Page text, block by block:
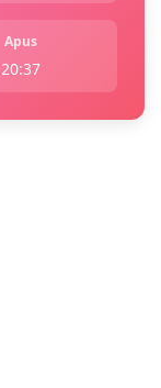
Apus
20:37